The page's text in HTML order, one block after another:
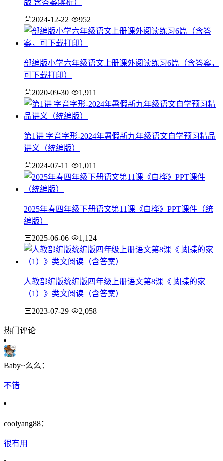
版 含答案解析）
2024-12-22 952
部编版小学六年级语文上册课外阅读练习6篇（含答案，
可下载打印）
2020-09-30 1,911
第1讲 字音字形-2024年暑假新九年级语文自学预习精品
讲义（统编版）
2024-07-11 1,011
2025年春四年级下册语文第11课《白桦》PPT课件（统
编版）
2025-06-06 1,124
人教部编版统编版四年级上册语文第8课《 蝴蝶的家
（1）》类文阅读（含答案）
2023-07-29 2,058
热门评论
Baby~么么：
不错
coolyang88：
很有用